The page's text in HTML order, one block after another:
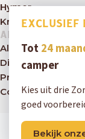
Hymer
Knaus
ALGEMEEN
Algemene
Disclaimer
Privacybeleid
Contact
EXCLUSIEF
Tot24
camper
Kies uit drie
goed
Bekijk